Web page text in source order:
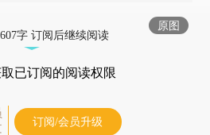
原图
字 订阅后继续阅读
取已订阅的阅读权限
订阅/会员升级